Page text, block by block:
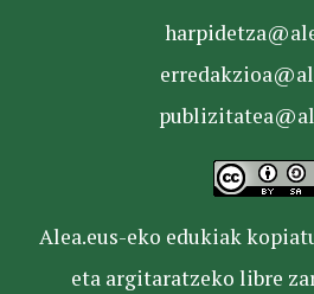
Alea.eus-eko edukiak
eta argitaratzeko libre